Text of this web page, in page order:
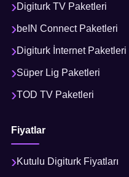
Digiturk TV Paketleri
beIN Connect Paketleri
Digiturk İnternet Paketleri
Süper Lig Paketleri
TOD TV Paketleri
Fiyatlar
Kutulu Digiturk Fiyatları